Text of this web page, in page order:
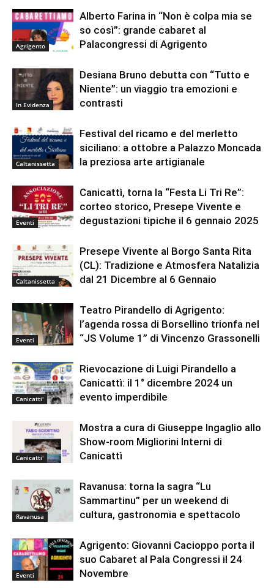
Agrigento
Alberto Farina in “Non è colpa mia se
so così”: grande cabaret al
Palacongressi di Agrigento
In Evidenza
Desiana Bruno debutta con “Tutto e
Niente”: un viaggio tra emozioni e
contrasti
Caltanissetta
Festival del ricamo e del merletto
siciliano: a ottobre a Palazzo Moncada
la preziosa arte artigianale
Eventi
Canicattì, torna la “Festa Li Tri Re”:
corteo storico, Presepe Vivente e
degustazioni tipiche il 6 gennaio 2025
Caltanissetta
Presepe Vivente al Borgo Santa Rita
(CL): Tradizione e Atmosfera Natalizia
dal 21 Dicembre al 6 Gennaio
Eventi
Teatro Pirandello di Agrigento:
l’agenda rossa di Borsellino trionfa nel
“JS Volume 1” di Vincenzo Grassonelli
Canicatti'
Rievocazione di Luigi Pirandello a
Canicattì: il 1° dicembre 2024 un
evento imperdibile
Canicatti'
Mostra a cura di Giuseppe Ingaglio allo
Show-room Migliorini Interni di
Canicattì
Ravanusa
Ravanusa: torna la sagra “Lu
Sammartinu” per un weekend di
cultura, gastronomia e spettacolo
Eventi
Agrigento: Giovanni Cacioppo porta il
suo Cabaret al Pala Congressi il 24
Novembre